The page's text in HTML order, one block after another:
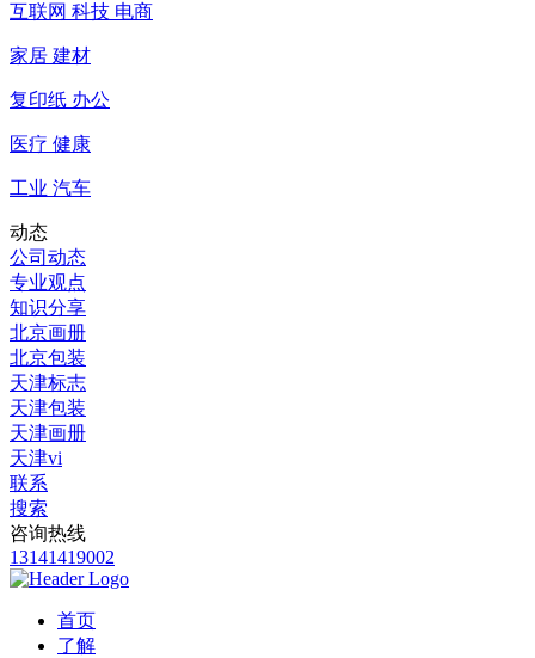
互联网 科技 电商
家居 建材
复印纸 办公
医疗 健康
工业 汽车
动态
公司动态
专业观点
知识分享
北京画册
北京包装
天津标志
天津包装
天津画册
天津vi
联系
搜索
咨询热线
13141419002
首页
了解